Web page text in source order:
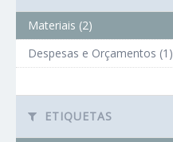
Materiais (2)
Despesas e Orçamentos (1)
ETIQUETAS